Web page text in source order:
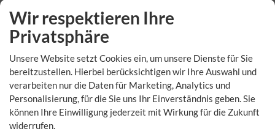
3er Touring
4er
5er
5er Touring
7er
i4
Wir respektieren Ihre
Privatsphäre
Unsere Website setzt Cookies ein, um unsere Dienste für Sie
bereitzustellen. Hierbei berücksichtigen wir Ihre Auswahl und
verarbeiten nur die Daten für Marketing, Analytics und
Personalisierung, für die Sie uns Ihr Einverständnis geben. Sie
können Ihre Einwilligung jederzeit mit Wirkung für die Zukunft
widerrufen.